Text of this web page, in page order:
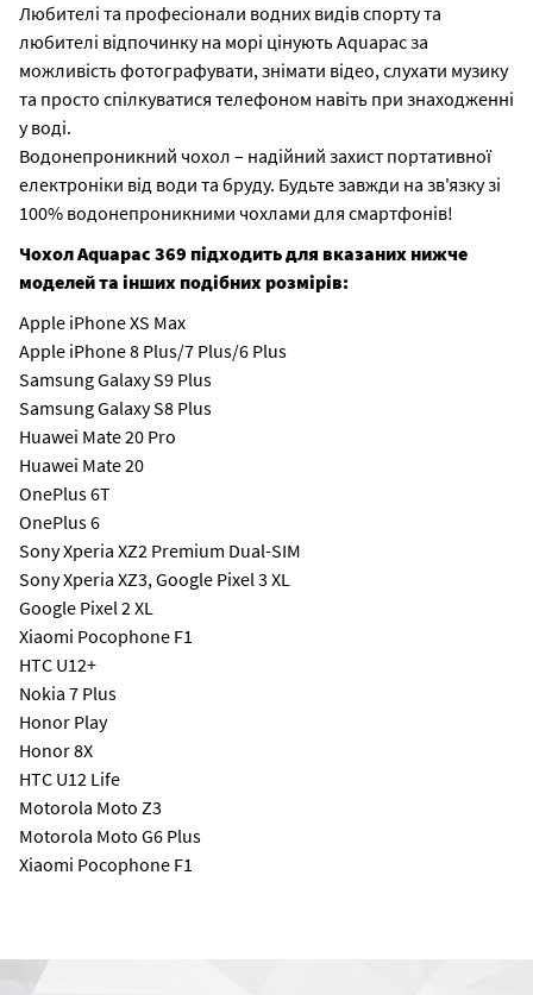
Любителі та професіонали водних видів спорту та
любителі відпочинку на морі цінують Aquapac за
можливість фотографувати, знімати відео, слухати музику
та просто спілкуватися телефоном навіть при знаходженні
у воді.
Водонепроникний чохол – надійний захист портативної
електроніки від води та бруду. Будьте завжди на зв'язку зі
100% водонепроникними чохлами для смартфонів!
Чохол Aquapac 369 підходить для вказаних нижче
моделей та інших подібних розмірів:
Apple iPhone XS Max
Apple iPhone 8 Plus/7 Plus/6 Plus
Samsung Galaxy S9 Plus
Samsung Galaxy S8 Plus
Huawei Mate 20 Pro
Huawei Mate 20
OnePlus 6T
OnePlus 6
Sony Xperia XZ2 Premium Dual-SIM
Sony Xperia XZ3, Google Pixel 3 XL
Google Pixel 2 XL
Xiaomi Pocophone F1
HTC U12+
Nokia 7 Plus
Honor Play
Honor 8X
HTC U12 Life
Motorola Moto Z3
Motorola Moto G6 Plus
Xiaomi Pocophone F1